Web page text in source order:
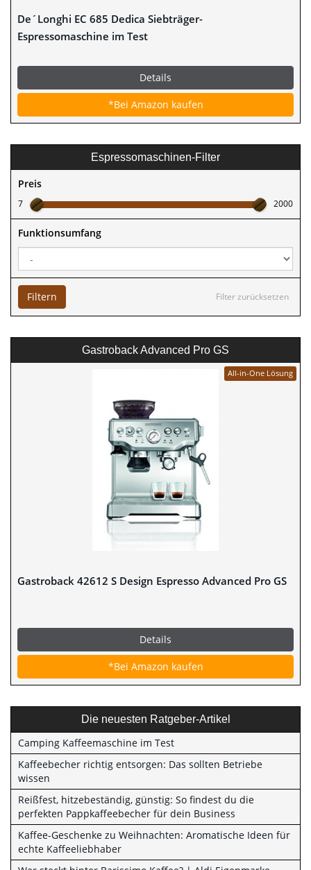
De´Longhi EC 685 Dedica Siebträger-
Espressomaschine im Test
Details
*Bei Amazon kaufen
Espressomaschinen-Filter
Preis
7 2000
Funktionsumfang
Filter zurücksetzen
Filtern
Gastroback Advanced Pro GS
All-in-One Lösung
Gastroback 42612 S Design Espresso Advanced Pro GS
Details
*Bei Amazon kaufen
Die neuesten Ratgeber-Artikel
Camping Kaffeemaschine im Test
Kaffeebecher richtig entsorgen: Das sollten Betriebe
wissen
Reißfest, hitzebeständig, günstig: So findest du die
perfekten Pappkaffeebecher für dein Business
Kaffee-Geschenke zu Weihnachten: Aromatische Ideen für
echte Kaffeeliebhaber